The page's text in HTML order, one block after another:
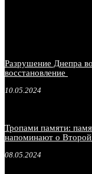
Разрушение Днепра
восстановление
10.05.2024
Тропами памяти:
напоминают о
08.05.2024